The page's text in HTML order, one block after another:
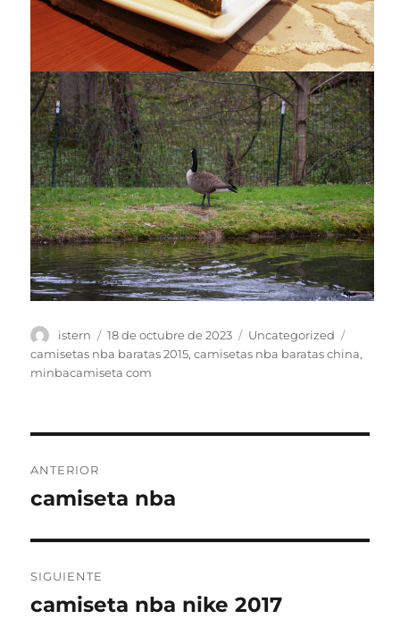
Autor
istern
Publicado
el
18 de octubre de 2023 Categorías
Uncategorized
camisetas nba baratas 2015,camisetas nba baratas china,
minbacamiseta com
de
ANTERIOR
Entrada
camiseta nba
SIGUIENTE
Entrada
camiseta nba nike 2017